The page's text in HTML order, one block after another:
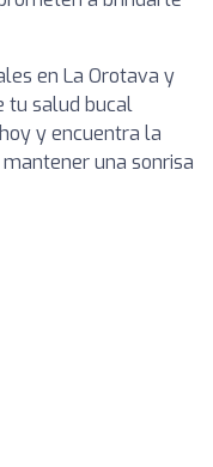
en La Orotava y
tu salud bucal
y encuentra la
una sonrisa